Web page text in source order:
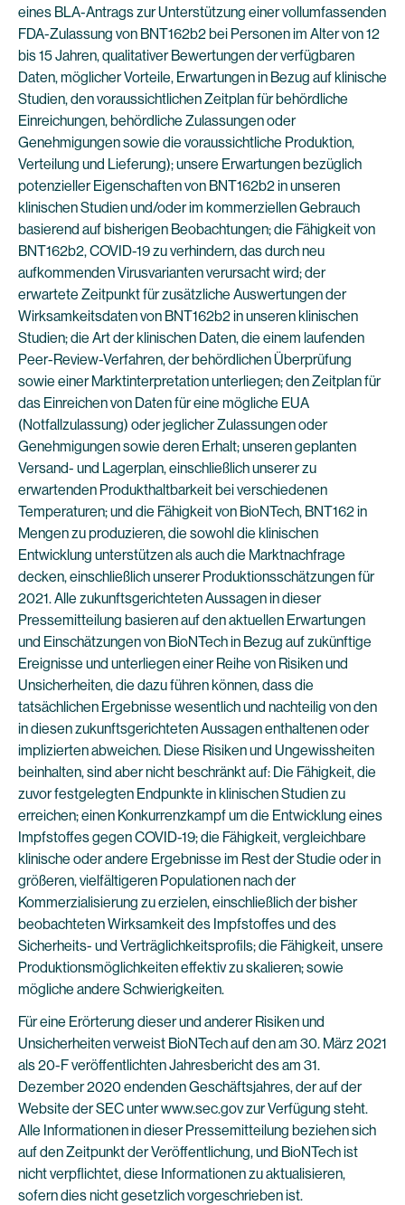
eines BLA-Antrags zur Unterstützung einer vollumfassenden
FDA-Zulassung von BNT162b2 bei Personen im Alter von 12
bis 15 Jahren, qualitativer Bewertungen der verfügbaren
Daten, möglicher Vorteile, Erwartungen in Bezug auf klinische
Studien, den voraussichtlichen Zeitplan für behördliche
Einreichungen, behördliche Zulassungen oder
Genehmigungen sowie die voraussichtliche Produktion,
Verteilung und Lieferung); unsere Erwartungen bezüglich
potenzieller Eigenschaften von BNT162b2 in unseren
klinischen Studien und/oder im kommerziellen Gebrauch
basierend auf bisherigen Beobachtungen; die Fähigkeit von
BNT162b2, COVID-19 zu verhindern, das durch neu
aufkommenden Virusvarianten verursacht wird; der
erwartete Zeitpunkt für zusätzliche Auswertungen der
Wirksamkeitsdaten von BNT162b2 in unseren klinischen
Studien; die Art der klinischen Daten, die einem laufenden
Peer-Review-Verfahren, der behördlichen Überprüfung
sowie einer Marktinterpretation unterliegen; den Zeitplan für
das Einreichen von Daten für eine mögliche EUA
(Notfallzulassung) oder jeglicher Zulassungen oder
Genehmigungen sowie deren Erhalt; unseren geplanten
Versand- und Lagerplan, einschließlich unserer zu
erwartenden Produkthaltbarkeit bei verschiedenen
Temperaturen; und die Fähigkeit von BioNTech, BNT162 in
Mengen zu produzieren, die sowohl die klinischen
Entwicklung unterstützen als auch die Marktnachfrage
decken, einschließlich unserer Produktionsschätzungen für
2021. Alle zukunftsgerichteten Aussagen in dieser
Pressemitteilung basieren auf den aktuellen Erwartungen
und Einschätzungen von BioNTech in Bezug auf zukünftige
Ereignisse und unterliegen einer Reihe von Risiken und
Unsicherheiten, die dazu führen können, dass die
tatsächlichen Ergebnisse wesentlich und nachteilig von den
in diesen zukunftsgerichteten Aussagen enthaltenen oder
implizierten abweichen. Diese Risiken und Ungewissheiten
beinhalten, sind aber nicht beschränkt auf: Die Fähigkeit, die
zuvor festgelegten Endpunkte in klinischen Studien zu
erreichen; einen Konkurrenzkampf um die Entwicklung eines
Impfstoffes gegen COVID-19; die Fähigkeit, vergleichbare
klinische oder andere Ergebnisse im Rest der Studie oder in
größeren, vielfältigeren Populationen nach der
Kommerzialisierung zu erzielen, einschließlich der bisher
beobachteten Wirksamkeit des Impfstoffes und des
Sicherheits- und Verträglichkeitsprofils; die Fähigkeit, unsere
Produktionsmöglichkeiten effektiv zu skalieren; sowie
mögliche andere Schwierigkeiten.
Für eine Erörterung dieser und anderer Risiken und
Unsicherheiten verweist BioNTech auf den am 30. März 2021
als 20-F veröffentlichten Jahresbericht des am 31.
Dezember 2020 endenden Geschäftsjahres, der auf der
Website der SEC unter www.sec.gov zur Verfügung steht.
Alle Informationen in dieser Pressemitteilung beziehen sich
auf den Zeitpunkt der Veröffentlichung, und BioNTech ist
nicht verpflichtet, diese Informationen zu aktualisieren,
sofern dies nicht gesetzlich vorgeschrieben ist.